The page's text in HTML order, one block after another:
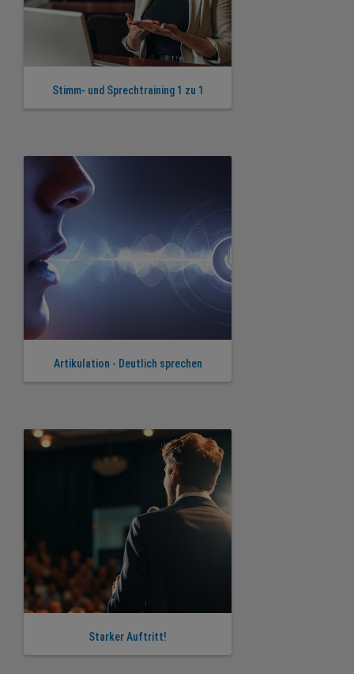
Stimm- und Sprechtraining 1 zu 1
Artikulation - Deutlich sprechen
Starker Auftritt!